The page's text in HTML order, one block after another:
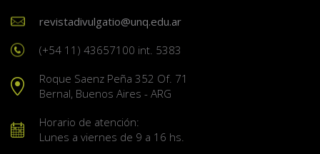
revistadivulgatio@unq.edu.ar
(+54 11) 43657100 int. 5383
Roque Saenz Peña 352 Of. 71
Bernal, Buenos Aires - ARG
Horario de atención:
Lunes a viernes de 9 a 16 hs.